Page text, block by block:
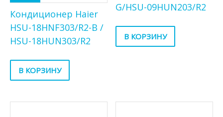
Кондиционер Haier
HSU-18HNF303/R2-B /
HSU-18HUN303/R2
В КОРЗИНУ
G/HSU-09HUN203/R2
В КОРЗИНУ